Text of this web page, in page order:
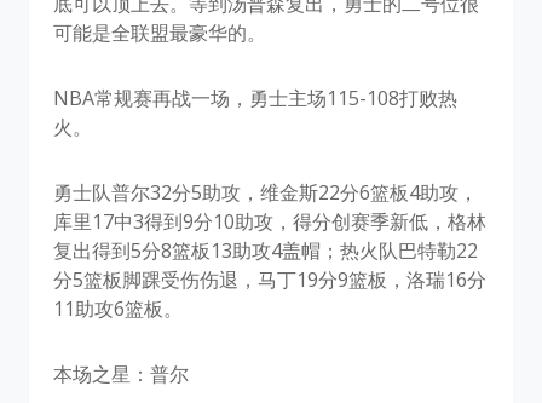
可能是全联盟最豪华的。
NBA常规赛再战一场，勇士主场115-108打败热
火。
勇士队普尔32分5助攻，维金斯22分6篮板4助攻，
库里17中3得到9分10助攻，得分创赛季新低，格林
复出得到5分8篮板13助攻4盖帽；热火队巴特勒22
分5篮板脚踝受伤伤退，马丁19分9篮板，洛瑞16分
11助攻6篮板。
本场之星：普尔